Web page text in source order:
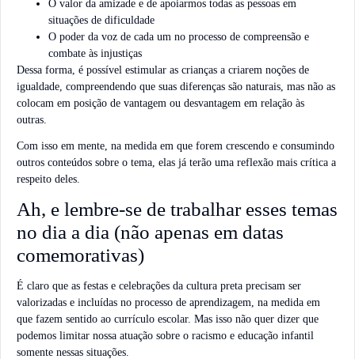
O valor da amizade e de apoiarmos todas as pessoas em
situações de dificuldade
O poder da voz de cada um no processo de compreensão e
combate às injustiças
Dessa forma, é possível estimular as crianças a criarem noções de
igualdade, compreendendo que suas diferenças são naturais, mas não as
colocam em posição de vantagem ou desvantagem em relação às
outras.
Com isso em mente, na medida em que forem crescendo e consumindo
outros conteúdos sobre o tema, elas já terão uma reflexão mais crítica a
respeito deles.
Ah, e lembre-se de trabalhar esses temas
no dia a dia (não apenas em datas
comemorativas)
É claro que as festas e celebrações da cultura preta precisam ser
valorizadas e incluídas no processo de aprendizagem, na medida em
que fazem sentido ao currículo escolar. Mas isso não quer dizer que
podemos limitar nossa atuação sobre o racismo e educação infantil
somente nessas situações.